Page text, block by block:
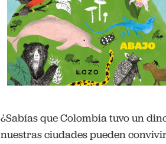
¿Sabías que Colombia tuvo un
nuestras ciudades pueden